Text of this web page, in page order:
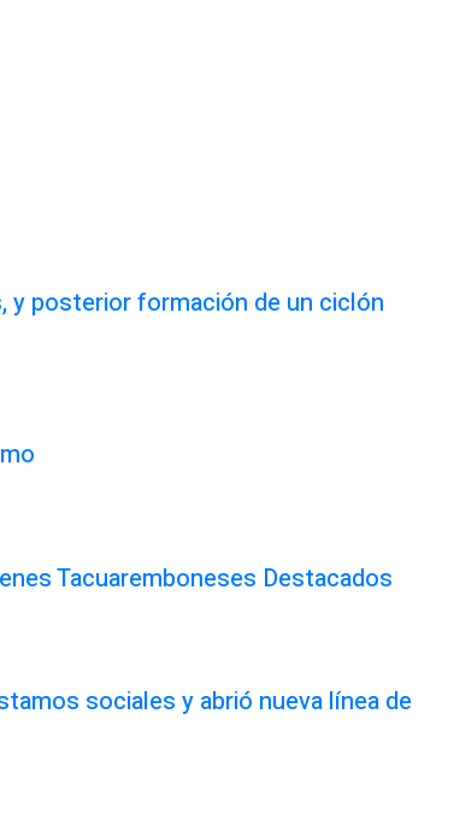
y posterior formación de un ciclón
Tacuaremboneses Destacados
sociales y abrió nueva línea de